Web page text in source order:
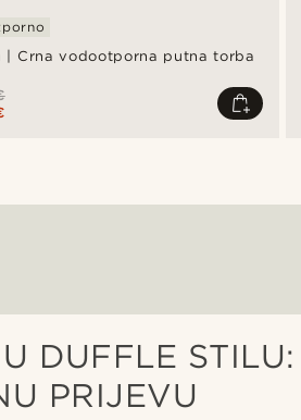
| Crna vodootporna putna torba
DUFFLE STILU:
PRIJEVU